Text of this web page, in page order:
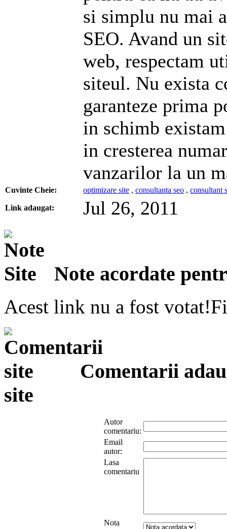
si simplu nu mai
SEO. Avand un
web, respectam
siteul. Nu exista
garanteze prima
in schimb
in cresterea
vanzarilor la un
Cuvinte Cheie: optimizare site , consultanta seo , consultant
Link adaugat: Jul 26, 2011
Note acordate
Acest link nu a fost
Comentarii
site
Autor
comentariu:
Email
autor:
Lasa
comentariu
Nota